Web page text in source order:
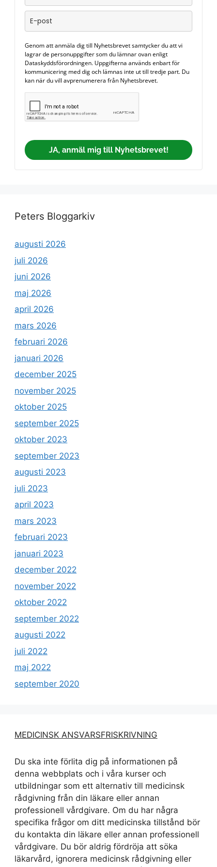
Genom att anmäla dig till Nyhetsbrevet samtycker du att vi
lagrar de personuppgifter som du lämnar ovan enligt
Dataskyddsförordningen. Uppgifterna används enbart för
kommunicering med dig och lämnas inte ut till tredje part. Du
kan när du vill avprenumerera från Nyhetsbrevet.
JA, anmäl mig till Nyhetsbrevet!
Peters Bloggarkiv
augusti 2026
juli 2026
juni 2026
maj 2026
april 2026
mars 2026
februari 2026
januari 2026
december 2025
november 2025
oktober 2025
september 2025
oktober 2023
september 2023
augusti 2023
juli 2023
april 2023
mars 2023
februari 2023
januari 2023
december 2022
november 2022
oktober 2022
september 2022
augusti 2022
juli 2022
maj 2022
september 2020
MEDICINSK ANSVARSFRISKRIVNING
Du ska inte förlita dig på informationen på
denna webbplats och i våra kurser och
utbildningar som ett alternativ till medicinsk
rådgivning från din läkare eller annan
professionell vårdgivare. Om du har några
specifika frågor om ditt medicinska tillstånd bör
du kontakta din läkare eller annan professionell
vårdgivare. Du bör aldrig fördröja att söka
läkarvård, ignorera medicinsk rådgivning eller